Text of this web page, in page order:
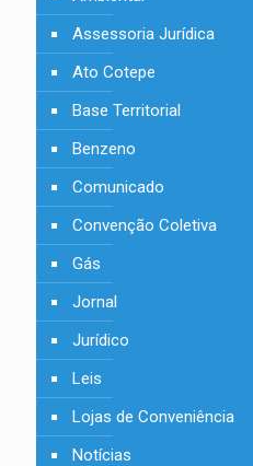
Assessoria Jurídica
Ato Cotepe
Base Territorial
Benzeno
Comunicado
Convenção Coletiva
Gás
Jornal
Jurídico
Leis
Lojas de Conveniência
Notícias